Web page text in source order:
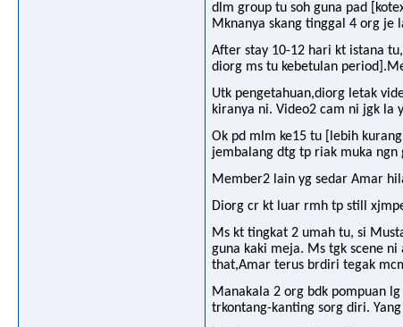
dlm group tu soh guna pad
Mknanya skang tinggal 4 org je
After stay 10-12 hari kt istana
diorg ms tu kebetulan
Utk pengetahuan,diorg letak
kiranya ni. Video2 cam ni jgk la
Ok pd mlm ke15 tu [lebih
jembalang dtg tp riak muka
Member2 lain yg sedar Amar
Diorg cr kt luar rmh tp still
Ms kt tingkat 2 umah tu, si
guna kaki meja. Ms tgk scene
that,Amar terus brdiri tegak
Manakala 2 org bdk pompuan
trkontang-kanting sorg diri.